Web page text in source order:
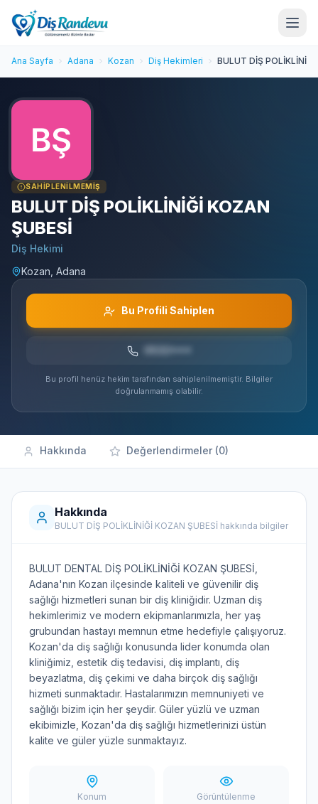
Ana Sayfa Adana Kozan Diş Hekimleri BULUT DİŞ
SAHIPLENILMEMIŞ
BULUT DİŞ POLİKLİNİĞİ KOZAN
ŞUBESİ
Diş Hekimi
Kozan, Adana
Bu Profili Sahiplen
Bu profil henüz hekim tarafından sahiplenilmemiştir. Bilgiler
doğrulanmamış olabilir.
Hakkında Değerlendirmeler (0)
Hakkında
BULUT DİŞ POLİKLİNİĞİ KOZAN ŞUBESİ hakkında bilgiler
BULUT DENTAL DİŞ POLİKLİNİĞİ KOZAN ŞUBESİ,
Adana'nın Kozan ilçesinde kaliteli ve güvenilir diş
sağlığı hizmetleri sunan bir diş kliniğidir. Uzman diş
hekimlerimiz ve modern ekipmanlarımızla, her yaş
grubundan hastayı memnun etme hedefiyle çalışıyoruz.
Kozan'da diş sağlığı konusunda lider konumda olan
kliniğimiz, estetik diş tedavisi, diş implantı, diş
beyazlatma, diş çekimi ve daha birçok diş sağlığı
hizmeti sunmaktadır. Hastalarımızın memnuniyeti ve
sağlığı bizim için her şeydir. Güler yüzlü ve uzman
ekibimizle, Kozan'da diş sağlığı hizmetlerinizi üstün
kalite ve güler yüzle sunmaktayız.
Konum Görüntülenme